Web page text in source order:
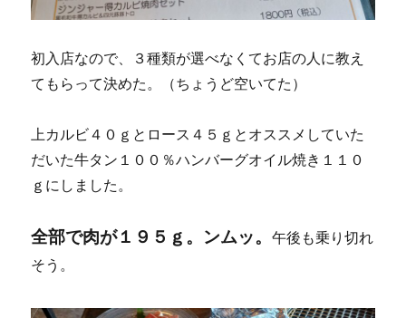
初入店なので、３種類が選べなくてお店の人に教え
てもらって決めた。（ちょうど空いてた）
上カルビ４０ｇとロース４５ｇとオススメしていた
だいた牛タン１００％ハンバーグオイル焼き１１０
ｇにしました。
全部で肉が１９５ｇ。ンムッ。午後も乗り切れ
そう。